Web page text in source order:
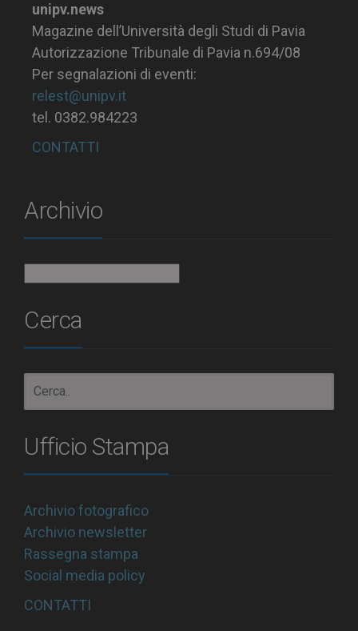
unipv.news
Magazine dell’Università degli Studi di Pavia
Autorizzazione Tribunale di Pavia n.694/08
Per segnalazioni di eventi:
relest@unipv.it
tel. 0382.984223
CONTATTI
Archivio
Cerca
Ufficio Stampa
Archivio fotografico
Archivio newsletter
Rassegna stampa
Social media policy
CONTATTI